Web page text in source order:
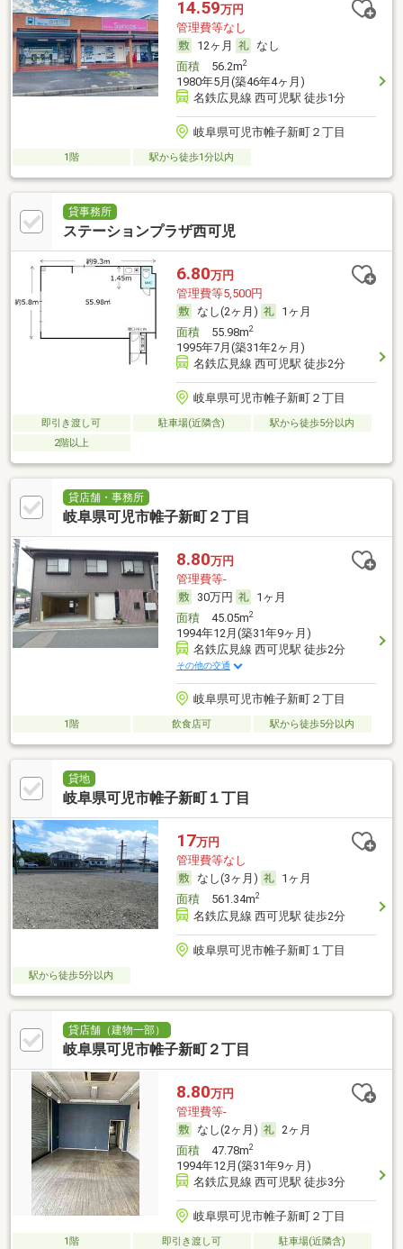
14.59万円
管理費等なし
12ヶ月
なし
面積56.2m2
1980年5月(築46年4ヶ月)
名鉄広見線 西可児駅 徒歩1分
岐阜県可児市帷子新町２丁目
1階 駅から徒歩1分以内
貸事務所
ステーションプラザ西可児
6.80万円
管理費等5,500円
なし(2ヶ月)
1ヶ月
面積55.98m2
1995年7月(築31年2ヶ月)
名鉄広見線 西可児駅 徒歩2分
岐阜県可児市帷子新町２丁目
即引き渡し可 駐車場(近隣含)
駅から徒歩5分以内
2階以上
貸店舗・事務所
岐阜県可児市帷子新町２丁目
8.80万円
管理費等-
30万円
1ヶ月
面積45.05m2
1994年12月(築31年9ヶ月)
名鉄広見線 西可児駅 徒歩2分
その他の交通
岐阜県可児市帷子新町２丁目
1階 飲食店可 駅から徒歩5分以内
貸地
岐阜県可児市帷子新町１丁目
17万円
管理費等なし
なし(3ヶ月)
1ヶ月
面積561.34m2
名鉄広見線 西可児駅 徒歩2分
岐阜県可児市帷子新町１丁目
駅から徒歩5分以内
貸店舗（建物一部）
岐阜県可児市帷子新町２丁目
8.80万円
管理費等-
なし(2ヶ月)
2ヶ月
面積47.78m2
1994年12月(築31年9ヶ月)
名鉄広見線 西可児駅 徒歩3分
岐阜県可児市帷子新町２丁目
1階 即引き渡し可 駐車場(近隣含)